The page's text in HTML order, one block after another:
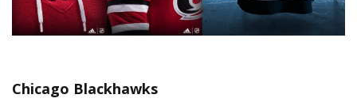
Chicago Blackhawks